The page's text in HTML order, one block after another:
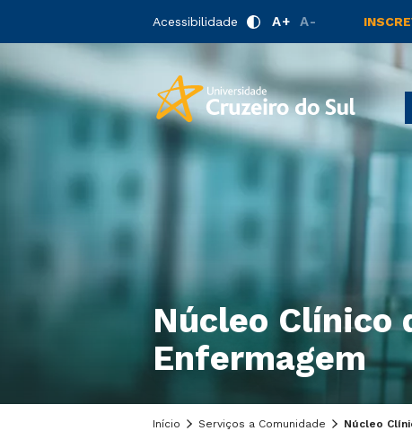
Acessibilidade A+ A-
Núcleo Clínico
Enfermagem
Início Serviços a Comunidade Núcleo